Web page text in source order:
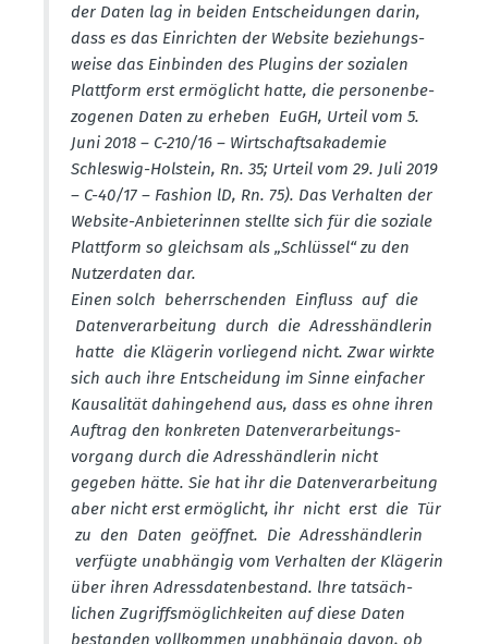
der Daten lag in beiden Entschei­dungen darin,
dass es das Einrichten der Website bezie­hungs­
weise das Einbinden des Plugins der sozialen
Plattform erst ermög­licht hatte, die perso­nen­be­
zo­genen Daten zu erheben EuGH, Urteil vom 5.
Juni 2018 – C-210/16 – Wirtschafts­aka­demie
Schleswig-Holstein, Rn. 35; Urteil vom 29. Juli 2019
– C-40/17 – Fashion lD, Rn. 75). Das Verhalten der
Website-Anbie­te­rinnen stellte sich für die soziale
Plattform so gleichsam als „Schlüssel“ zu den
Nutzer­daten dar.
Einen solch beherr­schenden Einfluss auf die
Daten­ver­ar­beitung durch die Adress­händ­lerin
hatte die Klägerin vorliegend nicht. Zwar wirkte
sich auch ihre Entscheidung im Sinne einfacher
Kausa­lität dahin­gehend aus, dass es ohne ihren
Auftrag den konkreten Daten­ver­ar­bei­tungs­
vorgang durch die Adress­händ­lerin nicht
gegeben hätte. Sie hat ihr die Daten­ver­ar­beitung
aber nicht erst ermög­licht, ihr nicht erst die Tür
zu den Daten geöffnet. Die Adress­händ­lerin
verfügte unabhängig vom Verhalten der Klägerin
über ihren Adress­da­ten­be­stand. lhre tatsäch­
lichen Zugriffs­mög­lich­keiten auf diese Daten
bestanden vollkommen unabhängig davon, ob